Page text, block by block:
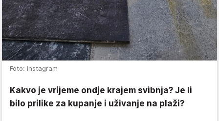
Foto: Instagram
Kakvo je vrijeme ondje krajem svibnja? Je li
bilo prilike za kupanje i uživanje na plaži?